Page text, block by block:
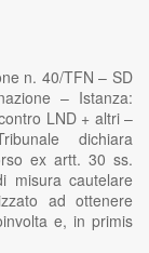
n. 40/TFN – SD
– Istanza:
LND + altri –
dichiara
ex artt. 30 ss.
misura cautelare
ad ottenere
e, in primis